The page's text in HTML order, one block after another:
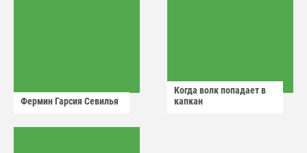
Фермин Гарсия Севилья
Когда волк попадает в
капкан